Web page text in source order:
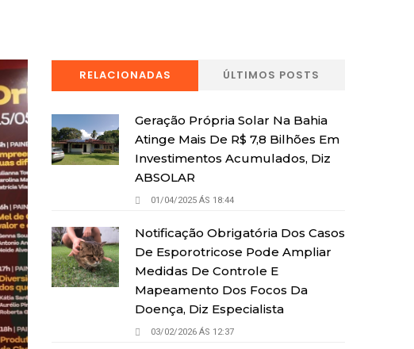
RELACIONADAS ÚLTIMOS POSTS
Geração Própria Solar Na Bahia
Atinge Mais De R$ 7,8 Bilhões Em
Investimentos Acumulados, Diz
ABSOLAR
01/04/2025 ÁS 18:44
Notificação Obrigatória Dos Casos
De Esporotricose Pode Ampliar
Medidas De Controle E
Mapeamento Dos Focos Da
Doença, Diz Especialista
03/02/2026 ÁS 12:37